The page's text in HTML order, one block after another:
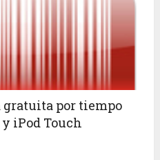
gratuita por tiempo
iPod Touch